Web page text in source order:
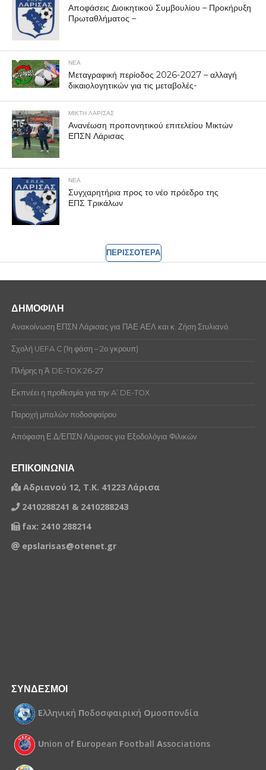
Αποφάσεις Διοικητικού Συμβουλίου – Προκήρυξη
Πρωταθλήματος –
ΝΕΑ
Μεταγραφική περίοδος 2026-2027 – αλλαγή
δικαιολογητικών για τις μεταβολές-
ΜΙΚΤΗ ΛΑΡΙΣΑΣ
Ανανέωση προπονητικού επιτελείου Μικτών
ΕΠΣΝ Λάρισας
ΝΕΑ
Συγχαρητήρια προς το νέο πρόεδρο της
ΕΠΣ Τρικάλων
ΠΕΡΙΣΣΟΤΕΡΑ
ΔΗΜΟΦΙΛΗ
Ανακοίνωση ΕΠΣΝ Λάρισας για ΠΑΕ ΑΕΛ και κ. Ζήση Στυλιανό.
Σχολή UEFA C (1η φάση – 2ο γκρουπ)
Πλήρης η Ά DE-TOX 26-27
Εκπνέει η προθεσμία για την A’ DE-TOX
Παροχή μπαλών ποδοσφαίρου
Απόφαση Ε.Δ/ΕΠΣΝ Λάρισας για Εξοδολόγια Φιλικών
ΕΠΙΚΟΙΝΩΝΙΑ
Αδριανού 12, Τ.Κ. 41223 Λάρισα
2410288241 & 2410288243
fax: 2410 288214
epslarisas@otenet.gr
ΣΥΝΔΕΣΜΟΙ
Ελληνική Ποδοσφαιρική Ομοσπονδία
Union of European Football Associations